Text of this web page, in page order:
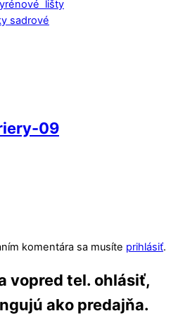
lišty
sadrové
09
komentára sa musíte prihlásiť.
vopred tel. ohlásiť,
ako predajňa.